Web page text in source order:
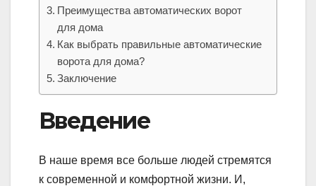
Преимущества автоматических ворот
для дома
Как выбрать правильные автоматические
ворота для дома?
Заключение
Введение
В наше время все больше людей стремятся
к современной и комфортной жизни. И,